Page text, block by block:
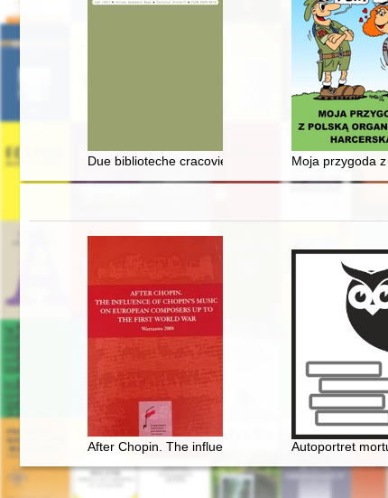
Due biblioteche cracoviesi del tardo Seicento :
Moja przygoda
After Chopin. The influence of Chopin's music on
Autoportret